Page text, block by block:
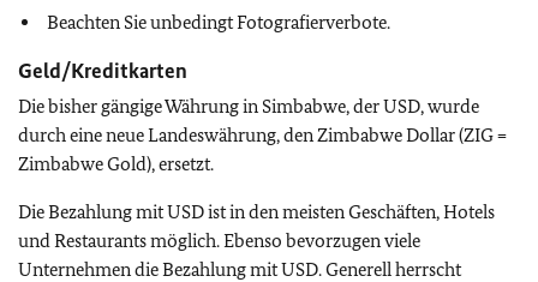
Beachten Sie unbedingt Fotografierverbote.
Geld/Kreditkarten
Die bisher gängige Währung in Simbabwe, der USD, wurde
durch eine neue Landeswährung, den Zimbabwe Dollar (ZIG =
Zimbabwe Gold), ersetzt.
Die Bezahlung mit USD ist in den meisten Geschäften, Hotels
und Restaurants möglich. Ebenso bevorzugen viele
Unternehmen die Bezahlung mit USD. Generell herrscht